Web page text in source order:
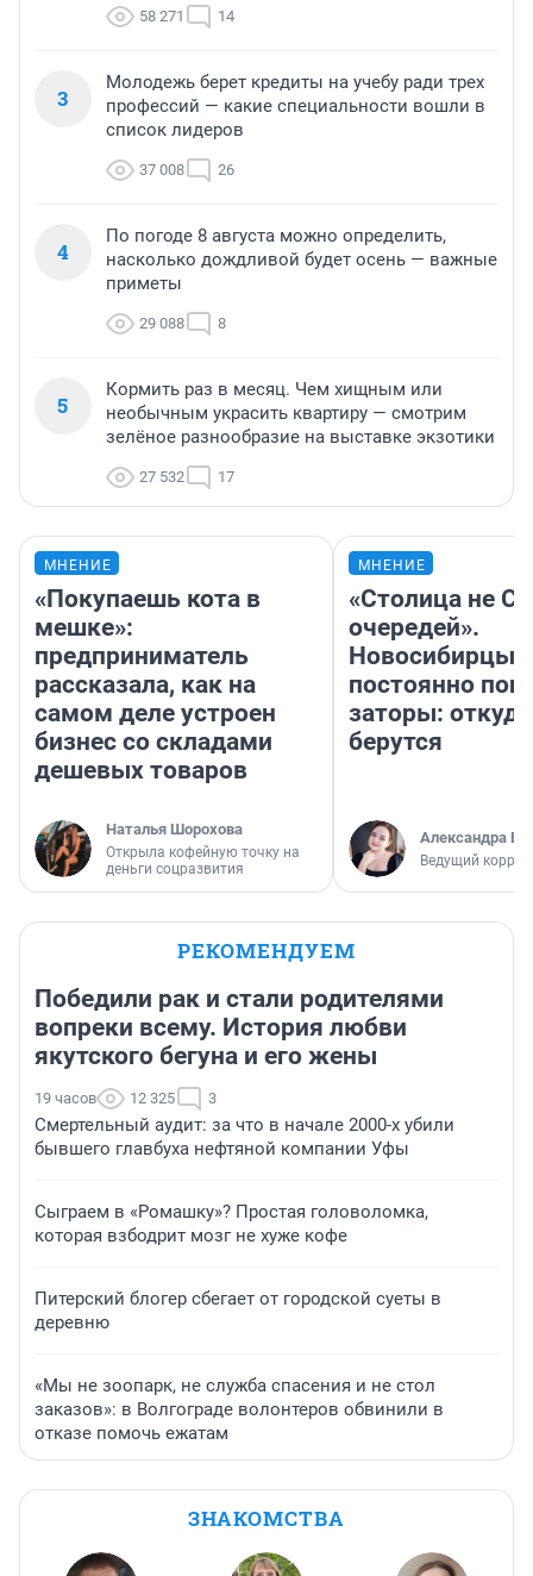
58 271 14
3
Молодежь берет кредиты на учебу ради трех
профессий — какие специальности вошли в
список лидеров
37 008 26
4
По погоде 8 августа можно определить,
насколько дождливой будет осень — важные
приметы
29 088 8
5
Кормить раз в месяц. Чем хищным или
необычным украсить квартиру — смотрим
зелёное разнообразие на выставке экзотики
27 532 17
МНЕНИЕ
«Покупаешь кота в
мешке»:
предприниматель
рассказала, как на
самом деле устроен
бизнес со складами
дешевых товаров
Наталья Шорохова
Открыла кофейную точку на
деньги соцразвития
МНЕНИЕ
«Столица не
очередей».
Новосибирцы
постоянно
заторы:
берутся
Александра
Ведущий
РЕКОМЕНДУЕМ
Победили рак и стали родителями
вопреки всему. История любви
якутского бегуна и его жены
19 часов 12 325 3
Смертельный аудит: за что в начале 2000-х убили
бывшего главбуха нефтяной компании Уфы
Сыграем в «Ромашку»? Простая головоломка,
которая взбодрит мозг не хуже кофе
Питерский блогер сбегает от городской суеты в
деревню
«Мы не зоопарк, не служба спасения и не стол
заказов»: в Волгограде волонтеров обвинили в
отказе помочь ежатам
ЗНАКОМСТВА